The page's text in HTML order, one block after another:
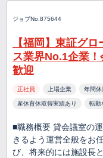
ジョブNo.875644
【福岡】東証グ
ス業界No.1企業
歓迎
正社員 上場企業 年間
産休育休取得実績あり 転勤
■職務概要 貸会議室の
きるよう運営全般をお
び、将来的には施設長